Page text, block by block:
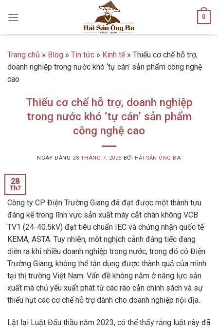
0
Trang chủ » Blog » Tin tức » Kinh tế» Thiếu cơ chế hỗ trợ,
doanh nghiệp trong nước khó ‘tự cán’ sản phẩm công nghệ
cao
Thiếu cơ chế hỗ trợ, doanh nghiệp
trong nước khó ‘tự cán’ sản phẩm
công nghệ cao
NGÀY ĐĂNG 28 THÁNG 7, 2025 BỞI HẢI SẢN ÔNG BA
28
Th7
Công ty CP Điện Trường Giang đã đạt được một thành tựu
đáng kể trong lĩnh vực sản xuất máy cắt chân không VCB
TV1 (24-40.5kV) đạt tiêu chuẩn IEC và chứng nhận quốc tế
KEMA, ASTA. Tuy nhiên, một nghịch cảnh đáng tiếc đang
diễn ra khi nhiều doanh nghiệp trong nước, trong đó có Điện
Trường Giang, không thể tận dụng được thành quả của mình
tại thị trường Việt Nam. Vấn đề không nằm ở năng lực sản
xuất mà chủ yếu xuất phát từ các rào cản chính sách và sự
thiếu hụt các cơ chế hỗ trợ dành cho doanh nghiệp nội địa.
Lật lại Luật Đấu thầu năm 2023, có thể thấy rằng luật này đã